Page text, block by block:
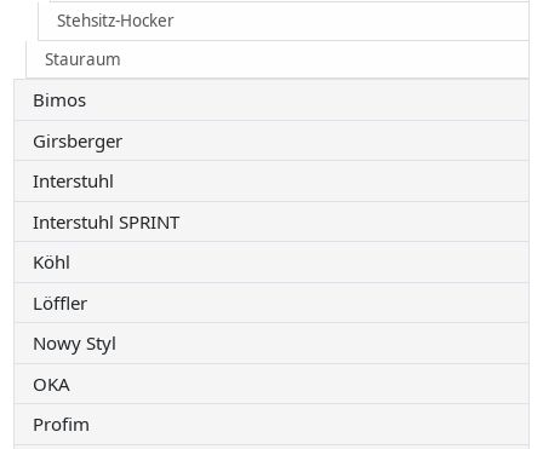
Stehsitz-Hocker
Stauraum
Bimos
Girsberger
Interstuhl
Interstuhl SPRINT
Köhl
Löffler
Nowy Styl
OKA
Profim